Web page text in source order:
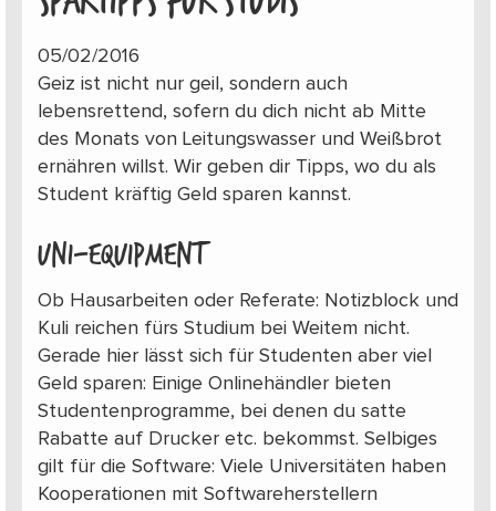
05/02/2016
Geiz ist nicht nur geil, sondern auch
lebensrettend, sofern du dich nicht ab Mitte
des Monats von Leitungswasser und Weißbrot
ernähren willst. Wir geben dir Tipps, wo du als
Student kräftig Geld sparen kannst.
Uni-Equipment
Ob Hausarbeiten oder Referate: Notizblock und
Kuli reichen fürs Studium bei Weitem nicht.
Gerade hier lässt sich für Studenten aber viel
Geld sparen: Einige Onlinehändler bieten
Studentenprogramme, bei denen du satte
Rabatte auf Drucker etc. bekommst. Selbiges
gilt für die Software: Viele Universitäten haben
Kooperationen mit Softwareherstellern